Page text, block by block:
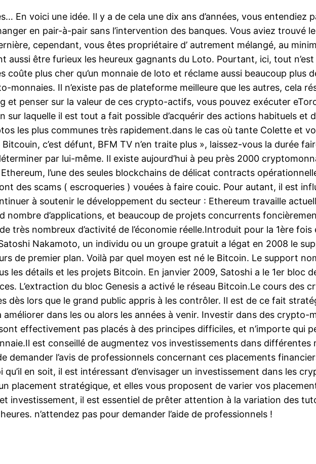
En voici une idée. Il y a de cela une dix ans d’années, vous entendiez
en pair-à-pair sans l’intervention des banques. Vous aviez trouvé
cependant, vous êtes propriétaire d’ autrement mélangé, au
aussi être furieux les heureux gagnants du Loto. Pourtant, ici, tout
coûte plus cher qu’un monnaie de loto et réclame aussi beaucoup plus
monnaies. Il n’existe pas de plateforme meilleure que les autres, cela
et penser sur la valeur de ces crypto-actifs, vous pouvez exécuter
sur laquelle il est tout a fait possible d’acquérir des actions habituels et
les plus communes très rapidement.dans le cas où tante Colette et
c’est défunt, BFM TV n’en traite plus », laissez-vous la durée
par lui-même. Il existe aujourd’hui à peu près 2000
l’une des seules blockchains de délicat contracts
des scams ( escroqueries ) vouées à faire couic. Pour autant, il est
à soutenir le développement du secteur : Ethereum travaille
d’applications, et beaucoup de projets concurrents
très nombreux d’activité de l’économie réelle.Introduit pour la 1ère
Nakamoto, un individu ou un groupe gratuit a légat en 2008 le
de premier plan. Voilà par quel moyen est né le Bitcoin. Le support
les détails et les projets Bitcoin. En janvier 2009, Satoshi a le 1er bloc
L’extraction du bloc Genesis a activé le réseau Bitcoin.Le cours des
dès lors que le grand public appris à les contrôler. Il est de ce fait
améliorer dans les ou alors les années à venir. Investir dans des crypto-
effectivement pas placés à des principes difficiles, et n’importe qui
est conseillé de augmentez vos investissements dans différentes
demander l’avis de professionnels concernant ces placements
en soit, il est intéressant d’envisager un investissement dans les
placement stratégique, et elles vous proposent de varier vos
investissement, il est essentiel de prêter attention à la variation des
n’attendez pas pour demander l’aide de professionnels !